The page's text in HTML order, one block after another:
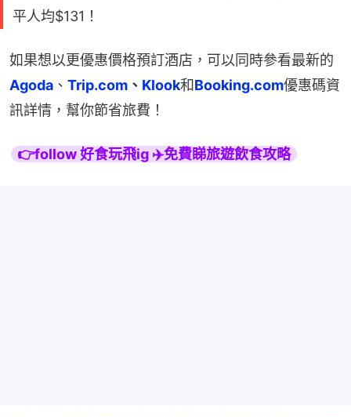
平人均$131！
如果想以更優惠價格預訂酒店，可以同時參看最新的
Agoda 、 Trip.com 、 Klook和Booking.com優惠碼資
訊詳情，幫你節省旅費！
👉follow 好食玩飛ig ✈️免費睇旅遊飲食攻略